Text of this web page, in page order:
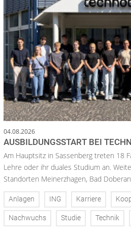
04.08.2026
AUSBILDUNGSSTART BEI
Am Hauptsitz in Sassenberg treten 18
Lehre oder ihr duales Studium an.
Standorten Meinerzhagen, Bad
Anlagen ING Karriere
Nachwuchs Studie Technik